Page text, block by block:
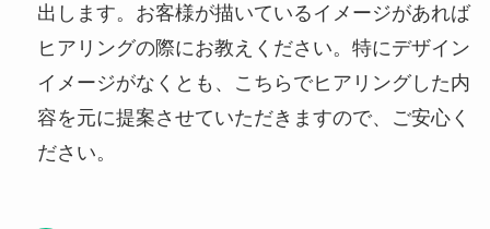
出します。お客様が描いているイメージがあれば
ヒアリングの際にお教えください。特にデザイン
イメージがなくとも、こちらでヒアリングした内
容を元に提案させていただきますので、ご安心く
ださい。